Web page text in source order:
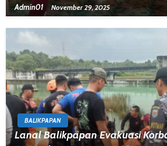
Admin01 November 29, 2025
BALIKPAPAN
Lanal Balikpapan Evakuasi